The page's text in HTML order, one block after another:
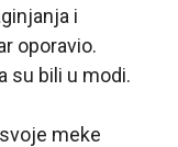
i
oporavio.
su bili u modi.
meke